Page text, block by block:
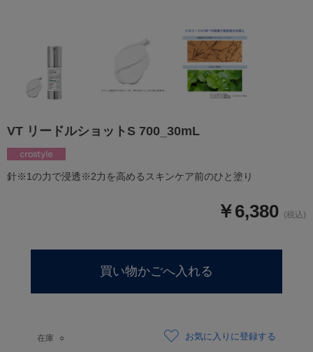
VT リードルショットS 700_30mL
針※1の力で浸透※2力を高めるスキンケア前のひと塗り
￥6,380
在庫 ○ お気に入りに登録する